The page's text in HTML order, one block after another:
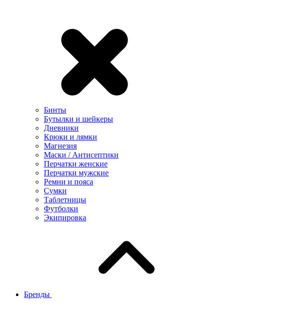
Бинты
Бутылки и шейкеры
Дневники
Крюки и лямки
Магнезия
Маски / Антисептики
Перчатки женские
Перчатки мужские
Ремни и пояса
Сумки
Таблетницы
Футболки
Экипировка
Бренды